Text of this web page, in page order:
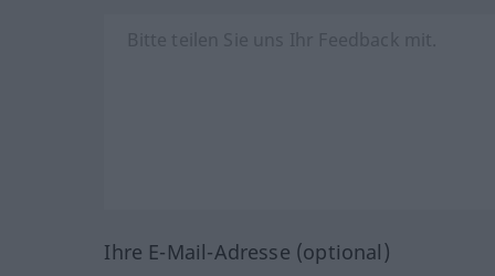
Ihre E-Mail-Adresse (optional)